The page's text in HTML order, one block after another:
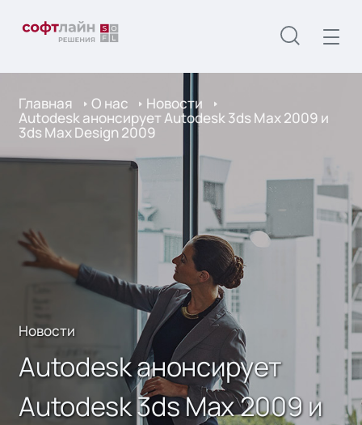
Главная О нас Новости
Autodesk анонсирует Autodesk 3ds Max 2009 и
3ds Max Design 2009
Новости
Autodesk анонсирует
Autodesk 3ds Max 2009 и